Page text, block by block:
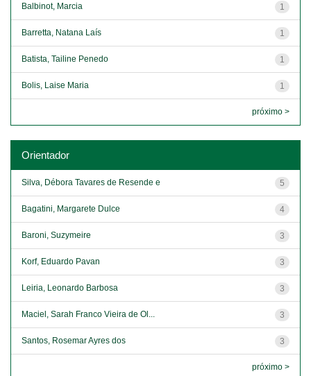
1
Balbinot, Marcia
1
Barretta, Natana Laís
1
Batista, Tailine Penedo
1
Bolis, Laise Maria
próximo >
Orientador
5
Silva, Débora Tavares de Resende e
4
Bagatini, Margarete Dulce
3
Baroni, Suzymeire
3
Korf, Eduardo Pavan
3
Leiria, Leonardo Barbosa
3
Maciel, Sarah Franco Vieira de Ol...
3
Santos, Rosemar Ayres dos
próximo >